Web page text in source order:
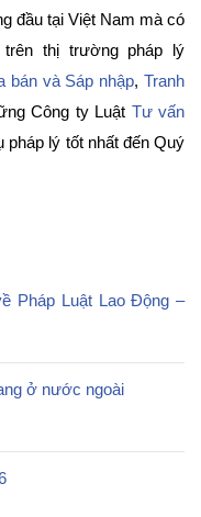
đầu tại Việt Nam mà có
thị trường pháp lý
bán và Sáp nhập,Tranh
Công ty Luật Tư vấn
pháp lý tốt nhất đến Quý
Pháp Luật Lao Động –
ở nước ngoài